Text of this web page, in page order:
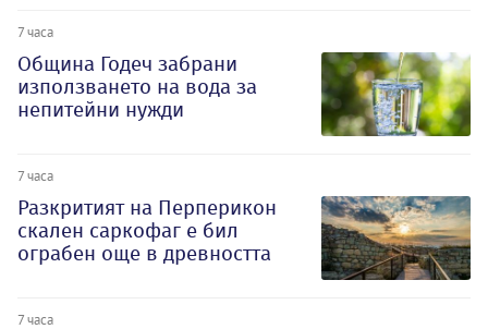
7 часа
Община Годеч забрани
използването на вода за
непитейни нужди
7 часа
Разкритият на Перперикон
скален саркофаг е бил
ограбен още в древността
7 часа